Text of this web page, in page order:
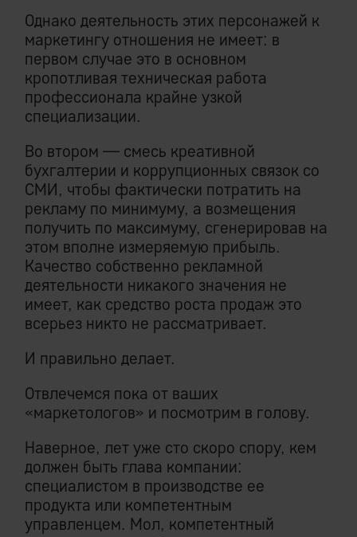
Однако деятельность этих персонажей к
маркетингу отношения не имеет: в
первом случае это в основном
кропотливая техническая работа
профессионала крайне узкой
специализации.
Во втором — смесь креативной
бухгалтерии и коррупционных связок со
СМИ, чтобы фактически потратить на
рекламу по минимуму, а возмещения
получить по максимуму, сгенерировав на
этом вполне измеряемую прибыль.
Качество собственно рекламной
деятельности никакого значения не
имеет, как средство роста продаж это
всерьез никто не рассматривает.
И правильно делает.
Отвлечемся пока от ваших
«маркетологов» и посмотрим в голову.
Наверное, лет уже сто скоро спору, кем
должен быть глава компании:
специалистом в производстве ее
продукта или компетентным
управленцем. Мол, компетентный